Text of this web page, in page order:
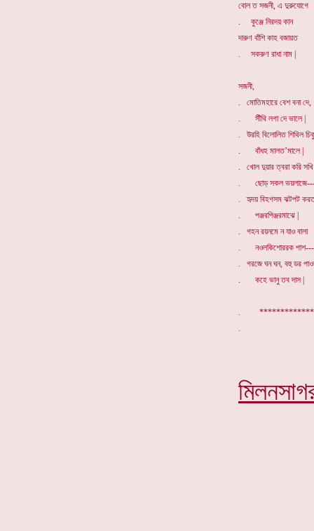
বোল ত সজনী, এ দুরুযোগে
. কুঞ্জে নিরদয় কান
দারুণ বাঁশি কাহ বজায়ত
. সকরুণ রাধা নাম |
সজনী,
. মোতিমহারে বেশ বনা দে,
. সীঁথি লগা দে ভালে |
. উরহি বিলোলিত শিথিল
. বাঁধহ মালত’মালে |
. খোল দুয়ার ত্বরা করি
. ছোড় সকল
. হৃদয় বিহগসম ঝটপট
. পঞ্জরপিঞ্জরমাঝে |
. গহন রয়নমে ন যাও বালা
. নওলকিশোররক
. গরজে ঘন ঘন, বহু ডর
. কহে ভানু তব দাস |
.